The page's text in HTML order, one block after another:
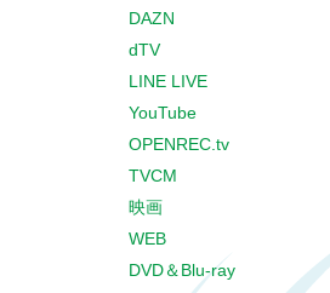
DAZN
dTV
LINE LIVE
YouTube
OPENREC.tv
TVCM
映画
WEB
DVD＆Blu-ray